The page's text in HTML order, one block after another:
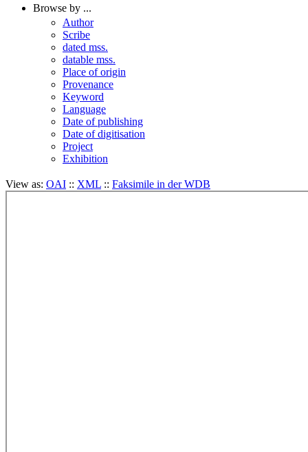
Browse by ...
Author
Scribe
dated mss.
datable mss.
Place of origin
Provenance
Keyword
Language
Date of publishing
Date of digitisation
Project
Exhibition
View as: OAI :: XML :: Faksimile in der WDB